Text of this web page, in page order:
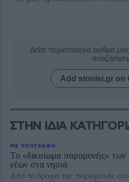
Δείτε περισσότερα άρθρα
Add stonisi.gr on
ΣΤΗΝ ΙΔΙΑ
ΜΕ ΥΠΟΓΡΑΦΗ
Το «δικαίωμα παραμονής» των
νέων στα νησιά
Από το όραμα της παραμονής